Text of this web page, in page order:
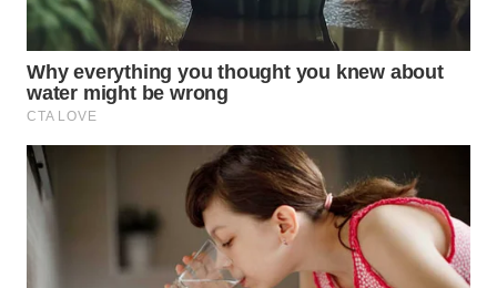
KARAWANG
WN
BEKASI
BOGOR